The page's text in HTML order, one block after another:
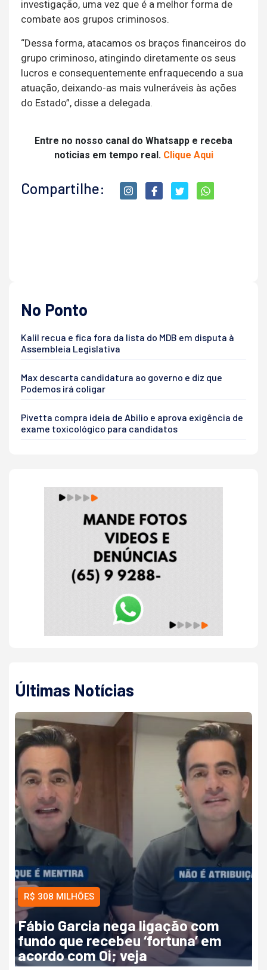
investigação, uma vez que é a melhor forma de
combate aos grupos criminosos.
“Dessa forma, atacamos os braços financeiros do
grupo criminoso, atingindo diretamente os seus
lucros e consequentemente enfraquecendo a sua
atuação, deixando-as mais vulneráveis às ações
do Estado”, disse a delegada.
Entre no nosso canal do Whatsapp e receba
noticias em tempo real. Clique Aqui
Compartilhe:
No Ponto
Kalil recua e fica fora da lista do MDB em disputa à
Assembleia Legislativa
Max descarta candidatura ao governo e diz que
Podemos irá coligar
Pivetta compra ideia de Abilio e aprova exigência de
exame toxicológico para candidatos
Últimas Notícias
R$ 308 MILHÕES
Fábio Garcia nega ligação com
fundo que recebeu ‘fortuna’ em
acordo com Oi; veja